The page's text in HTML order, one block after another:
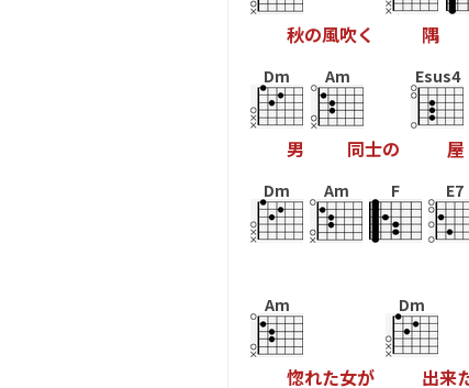
秋の風吹く 隅
Dm
男
Am
同士の
Esus4
屋
Dm Am F E7
Am
惚れた女が
Dm
出来